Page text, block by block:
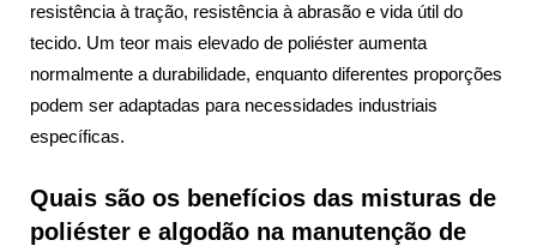
resistência à tração, resistência à abrasão e vida útil do
tecido. Um teor mais elevado de poliéster aumenta
normalmente a durabilidade, enquanto diferentes proporções
podem ser adaptadas para necessidades industriais
específicas.
Quais são os benefícios das misturas de
poliéster e algodão na manutenção de